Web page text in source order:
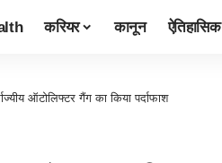
करियर कानून ऐतिहासिक
ऑटोलिफ्टर गैंग का किया पर्दाफाश